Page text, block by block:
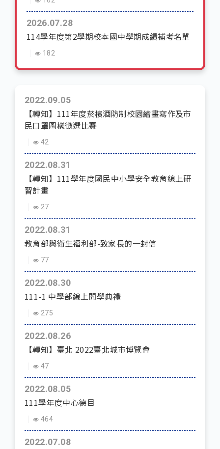
2026.07.28
114學年度第2學期校本國中學期成績補考名單
182
2022.09.05
【轉知】111年度菸檳酒防制校園繪畫寫作及市
民口罩圖樣徵選比賽
42
2022.08.31
【轉知】111學年度國民中小學安全教育線上研
習計畫
27
2022.08.31
教育部與衛生福利部-致家長的一封信
77
2022.08.30
111-1 中學部線上開學典禮
275
2022.08.26
【轉知】臺北 2022臺北城市博覽會
47
2022.08.05
111學年度中心德目
464
2022.07.08